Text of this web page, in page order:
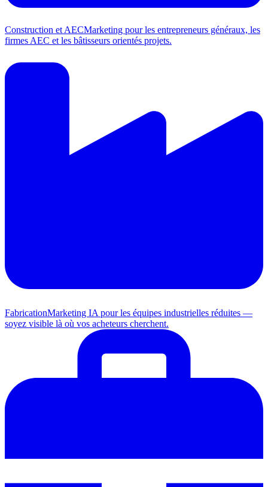
Construction et AECMarketing pour les entrepreneurs généraux, les
firmes AEC et les bâtisseurs orientés projets.
FabricationMarketing IA pour les équipes industrielles réduites —
soyez visible là où vos acheteurs cherchent.